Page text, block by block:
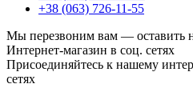
+38 (063) 726-11-55
Мы перезвоним вам — оставить
Интернет-магазин в соц. сетях
Присоединяйтесь к нашему
сетях